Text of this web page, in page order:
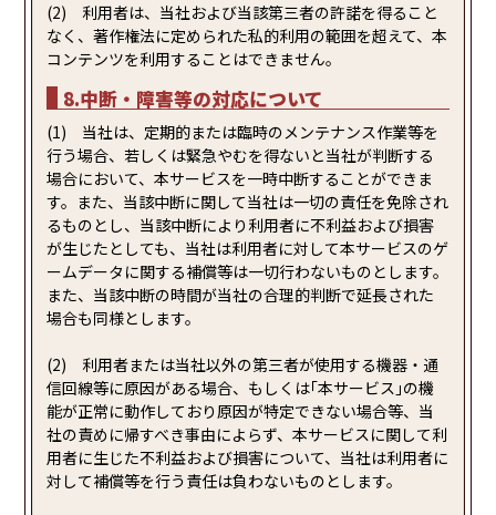
(2) 利用者は、当社および当該第三者の許諾を得ること
なく、著作権法に定められた私的利用の範囲を超えて、本
コンテンツを利用することはできません。
8.中断・障害等の対応について
(1) 当社は、定期的または臨時のメンテナンス作業等を
行う場合、若しくは緊急やむを得ないと当社が判断する
場合において、本サービスを一時中断することができま
す。また、当該中断に関して当社は一切の責任を免除され
るものとし、当該中断により利用者に不利益および損害
が生じたとしても、当社は利用者に対して本サービスのゲ
ームデータに関する補償等は一切行わないものとします。
また、当該中断の時間が当社の合理的判断で延長された
場合も同様とします。
(2) 利用者または当社以外の第三者が使用する機器・通
信回線等に原因がある場合、もしくは｢本サービス｣の機
能が正常に動作しており原因が特定できない場合等、当
社の責めに帰すべき事由によらず、本サービスに関して利
用者に生じた不利益および損害について、当社は利用者に
対して補償等を行う責任は負わないものとします。